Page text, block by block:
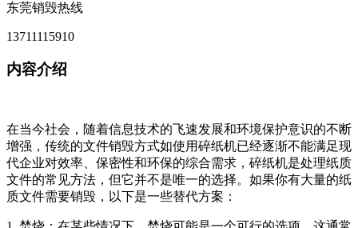
东莞销毁热线
13711115910
内容介绍
在当今社会，随着信息技术的飞速发展和环境保护意识的不断
增强，传统的文件销毁方式如使用碎纸机已经逐渐不能满足现
代企业对效率、保密性和环保的综合需求，碎纸机是处理纸质
文件的常见方法，但它并不是唯一的选择。如果你有大量的纸
质文件需要销毁，以下是一些替代方案：